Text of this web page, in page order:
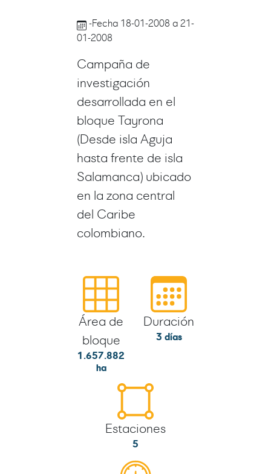
-Fecha 18-01-2008 a 21-
01-2008
Campaña de
investigación
desarrollada en el
bloque Tayrona
(Desde isla Aguja
hasta frente de isla
Salamanca) ubicado
en la zona central
del Caribe
colombiano.
Área de
bloque
1.657.882
ha
Duración
3 días
Estaciones
5